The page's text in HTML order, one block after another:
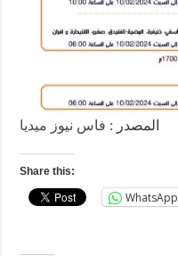
المصدر : فاس نيوز ميديا
Share this:
WhatsApp